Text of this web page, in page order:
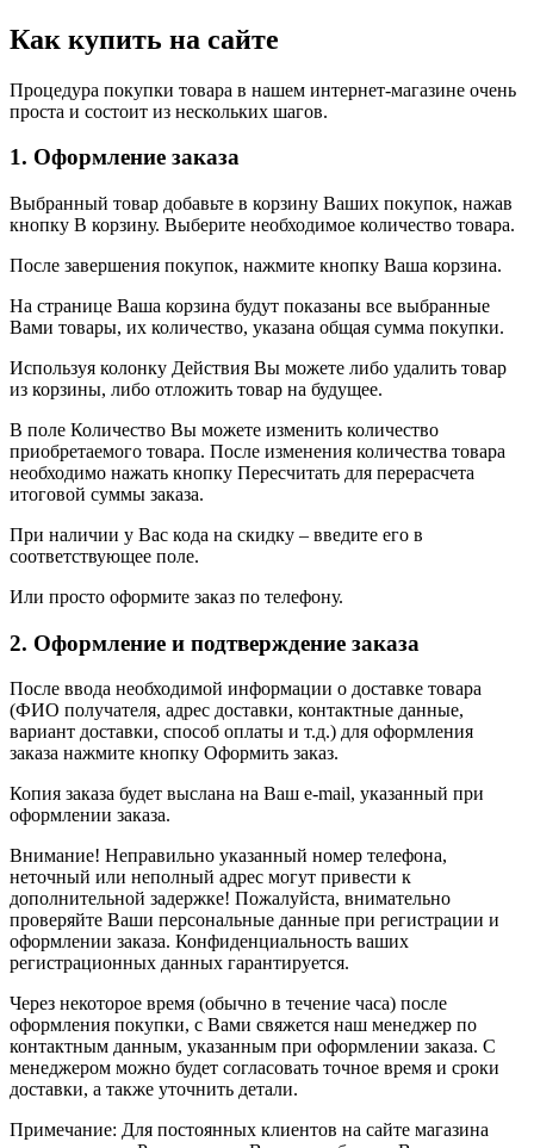
Как купить на сайте
Процедура покупки товара в нашем интернет-магазине очень
проста и состоит из нескольких шагов.
1. Оформление заказа
Выбранный товар добавьте в корзину Ваших покупок, нажав
кнопку В корзину. Выберите необходимое количество товара.
После завершения покупок, нажмите кнопку Ваша корзина.
На странице Ваша корзина будут показаны все выбранные
Вами товары, их количество, указана общая сумма покупки.
Используя колонку Действия Вы можете либо удалить товар
из корзины, либо отложить товар на будущее.
В поле Количество Вы можете изменить количество
приобретаемого товара. После изменения количества товара
необходимо нажать кнопку Пересчитать для перерасчета
итоговой суммы заказа.
При наличии у Вас кода на скидку – введите его в
соответствующее поле.
Или просто оформите заказ по телефону.
2. Оформление и подтверждение заказа
После ввода необходимой информации о доставке товара
(ФИО получателя, адрес доставки, контактные данные,
вариант доставки, способ оплаты и т.д.) для оформления
заказа нажмите кнопку Оформить заказ.
Копия заказа будет выслана на Ваш e-mail, указанный при
оформлении заказа.
Внимание! Неправильно указанный номер телефона,
неточный или неполный адрес могут привести к
дополнительной задержке! Пожалуйста, внимательно
проверяйте Ваши персональные данные при регистрации и
оформлении заказа. Конфиденциальность ваших
регистрационных данных гарантируется.
Через некоторое время (обычно в течение часа) после
оформления покупки, с Вами свяжется наш менеджер по
контактным данным, указанным при оформлении заказа. С
менеджером можно будет согласовать точное время и сроки
доставки, а также уточнить детали.
Примечание: Для постоянных клиентов на сайте магазина